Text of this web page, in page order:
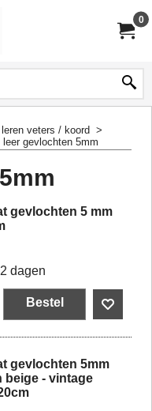
0
leren veters / koord >
leer gevlochten 5mm
gevlochten 5 mm
dagen
Bestel
gevlochten 5mm
beige - vintage